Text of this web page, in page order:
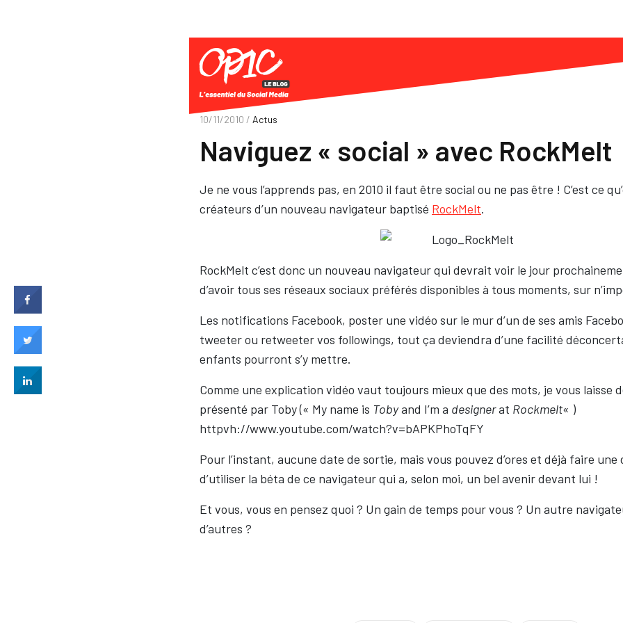
10/11/2010 / Actus
Naviguez « social » avec RockMelt
Je ne vous l’apprends pas, en 2010 il faut être social ou ne pas être ! C’est ce
créateurs d’un nouveau navigateur baptisé RockMelt.
RockMelt c’est donc un nouveau navigateur qui devrait voir le jour
d’avoir tous ses réseaux sociaux préférés disponibles à tous moments, sur
Les notifications Facebook, poster une vidéo sur le mur d’un de ses amis
tweeter ou retweeter vos followings, tout ça deviendra d’une facilité
enfants pourront s’y mettre.
Comme une explication vidéo vaut toujours mieux que des mots, je vous laisse
présenté par Toby (« My name is Tobyand I’m a designerat Rockmelt« )
httpvh://www.youtube.com/watch?v=bAPKPhoTqFY
Pour l’instant, aucune date de sortie, mais vous pouvez d’ores et déjà faire
d’utiliser la béta de ce navigateur qui a, selon moi, un bel avenir devant lui !
Et vous, vous en pensez quoi ? Un gain de temps pour vous ? Un autre
d’autres ?